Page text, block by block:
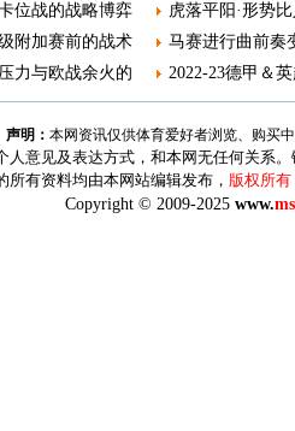
位战的战略博弈
附加赛前的战术
力与欧战余火的
虎落平阳·形势
马赛进行曲前奏
2022-23德甲＆
声明： 本网资讯仅供体育爱好者浏览、购买
人意见及表达方式，和本网无任何关系
有资料均由本网站编辑发布， 版权所有
Copyright © 2009-2025 www.